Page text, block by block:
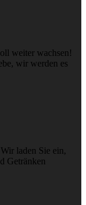
weiter wachsen!
wir werden es
laden Sie ein,
Getränken